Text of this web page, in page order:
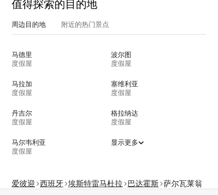
值得探索的目的地
周边目的地 附近的热门景点
马德里
度假屋
波尔图
度假屋
马拉加
度假屋
塞维利亚
度假屋
丹吉尔
度假屋
格拉纳达
度假屋
马尔韦利亚
度假屋
显示更多
爱彼迎 西班牙 埃斯特雷马杜拉 巴达霍斯 萨尔瓦莱翁